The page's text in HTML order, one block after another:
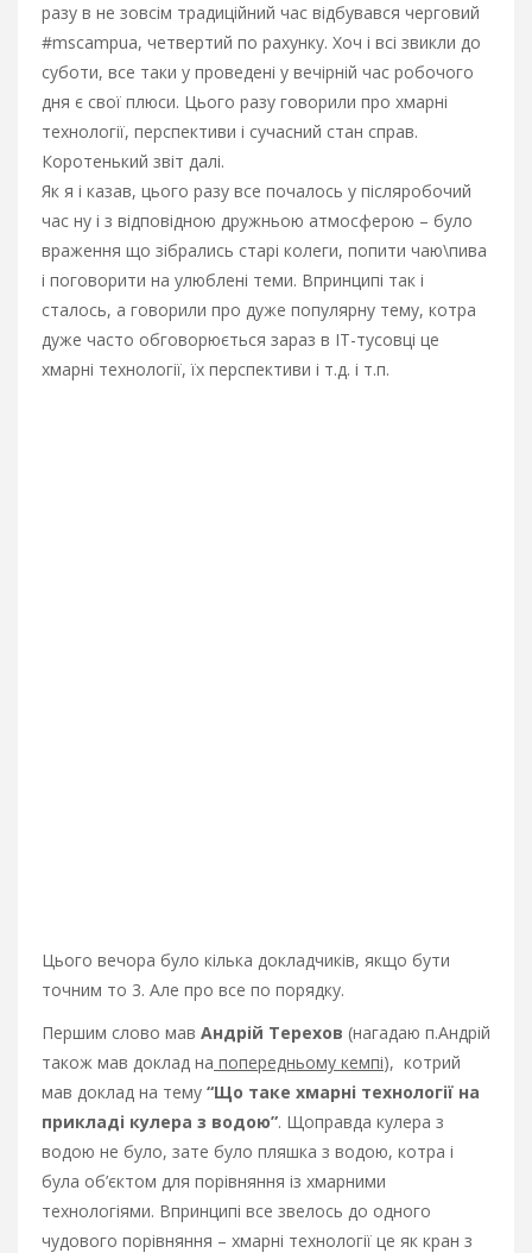
разу в не зовсім традиційний час відбувався черговий
#mscampua, четвертий по рахунку. Хоч і всі звикли до
суботи, все таки у проведені у вечірній час робочого
дня є свої плюси. Цього разу говорили про хмарні
технології, перспективи і сучасний стан справ.
Коротенький звіт далі.
Як я і казав, цього разу все почалось у післяробочий
час ну і з відповідною дружньою атмосферою – було
враження що зібрались старі колеги, попити чаю\пива
і поговорити на улюблені теми. Впринципі так і
сталось, а говорили про дуже популярну тему, котра
дуже часто обговорюється зараз в ІТ-тусовці це
хмарні технології, їх перспективи і т.д. і т.п.
Цього вечора було кілька докладчиків, якщо бути
точним то 3. Але про все по порядку.
Першим слово мав Андрій Терехов (нагадаю п.Андрій
також мав доклад на попередньому кемпі), котрий
мав доклад на тему “Що таке хмарні технології на
прикладі кулера з водою”. Щоправда кулера з
водою не було, зате було пляшка з водою, котра і
була об’єктом для порівняння із хмарними
технологіями. Впринципі все звелось до одного
чудового порівняння – хмарні технології це як кран з